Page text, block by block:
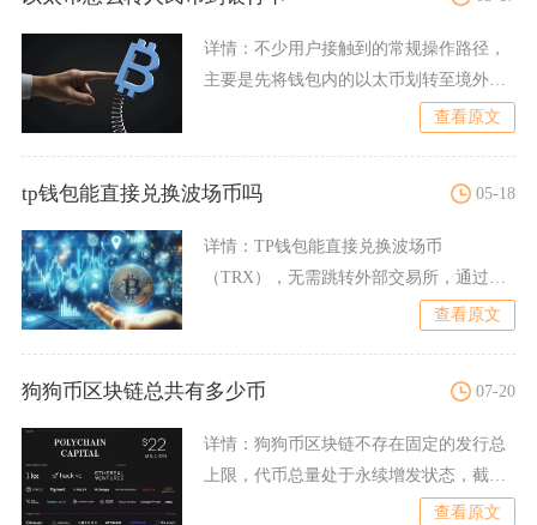
详情： 不少用户接触到的常规操作路径，
主要是先将钱包内的以太币划转至境外交
查看原文
tp钱包能直接兑换波场币吗 05-18
详情： TP钱包能直接兑换波场币
（TRX），无需跳转外部交易所，通过内
查看原文
狗狗币区块链总共有多少币 07-20
详情： 狗狗币区块链不存在固定的发行总
上限，代币总量处于永续增发状态，截至
查看原文